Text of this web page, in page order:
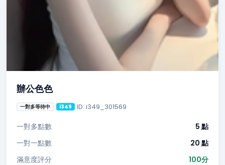
辦公色色
一對多等待中 i349 ID: i349_301569
一對多點數
5 點
一對一點數
20 點
滿意度評分
100分